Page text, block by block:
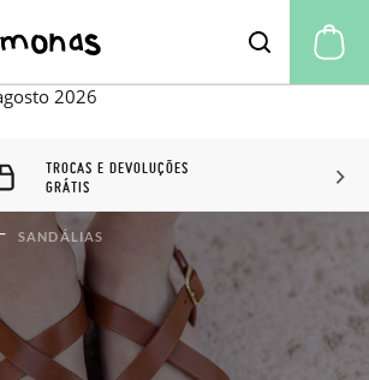
60 DIAS PARA TROCAS E
DEVOLUÇÕES
SANDÁLIAS